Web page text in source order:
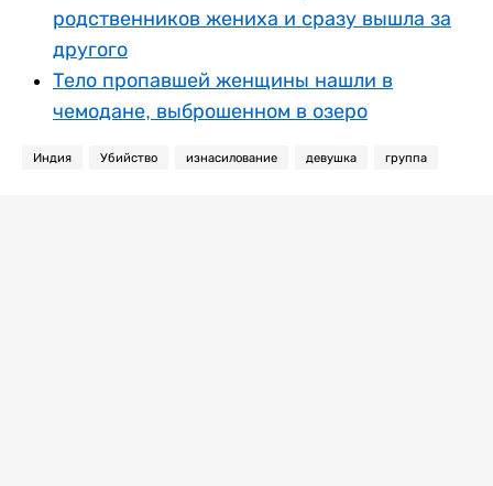
родственников жениха и сразу вышла за
другого
Тело пропавшей женщины нашли в
чемодане, выброшенном в озеро
Индия Убийство изнасилование девушка группа